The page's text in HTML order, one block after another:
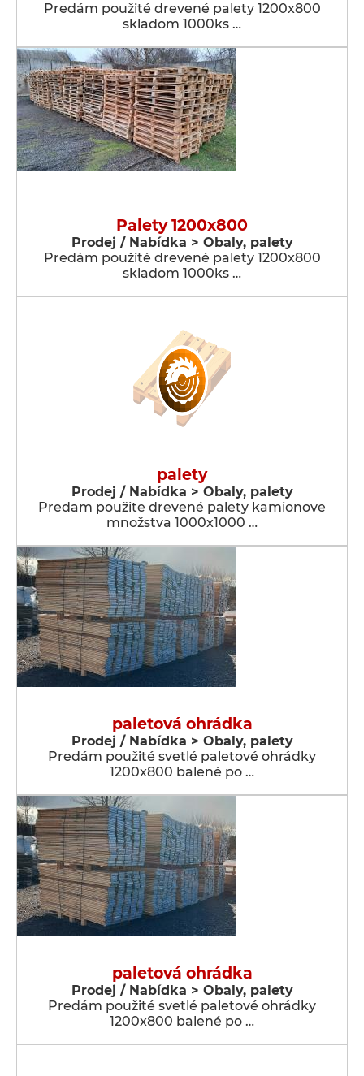
Predám použité drevené palety 1200x800
skladom 1000ks …
Palety 1200x800
Prodej / Nabídka > Obaly, palety
Predám použité drevené palety 1200x800
skladom 1000ks …
palety
Prodej / Nabídka > Obaly, palety
Predam použite drevené palety kamionove
množstva 1000x1000 …
paletová ohrádka
Prodej / Nabídka > Obaly, palety
Predám použité svetlé paletové ohrádky
1200x800 balené po …
paletová ohrádka
Prodej / Nabídka > Obaly, palety
Predám použité svetlé paletové ohrádky
1200x800 balené po …